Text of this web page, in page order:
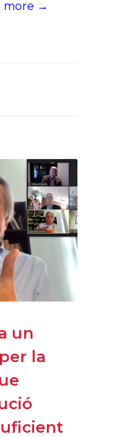
more →
un
la